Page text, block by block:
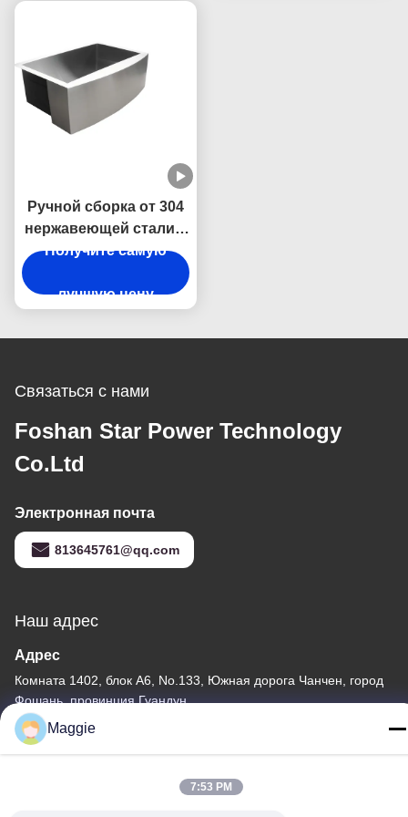
Ручной сборка от 304
нержавеющей стали с
заглушающим звуком
антиконденсационным
Получите самую
лучшую цену
Связаться с нами
Foshan Star Power Technology
Co.Ltd
Электронная почта
813645761@qq.com
Наш адрес
Адрес
Комната 1402, блок А6, No.133, Южная дорога Чанчен, город
Фошань, провинция Гуандун.
Тел. Maggie
7:53 PM